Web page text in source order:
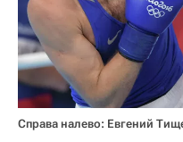
Справа налево: Евгений